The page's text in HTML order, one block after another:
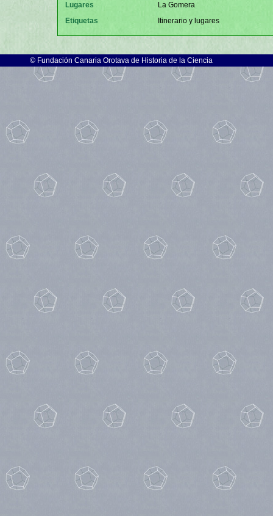
Lugares
La Gomera
Etiquetas
Itinerario y lugares
© Fundación Canaria Orotava de Historia de la Ciencia